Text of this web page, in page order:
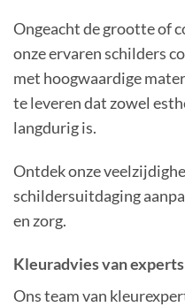
Ongeacht de grootte of
onze ervaren schilders
met hoogwaardige
te leveren dat zowel
langdurig is.
Ontdek onze
schildersuitdaging
en zorg.
Kleuradvies van experts
Ons team van